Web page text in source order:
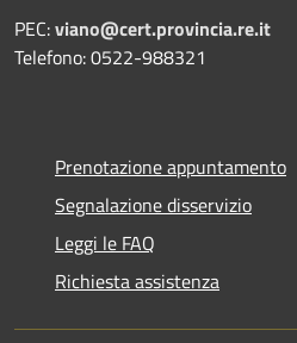
PEC:viano@cert.provincia.re.it
Telefono: 0522-988321
Prenotazione appuntamento
Segnalazione disservizio
Leggi le FAQ
Richiesta assistenza